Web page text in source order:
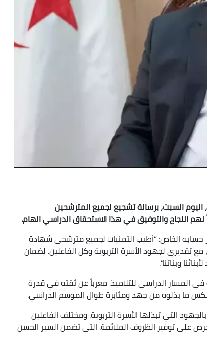
السبت، برسالة تشجيع لجميع المترشحين
لهم النجاح والتوفيق في هذا الاستحقاق الدراسي الهام.
الخاص: “أطيب التمنيات لجميع مترشحي شهادة
مع تقديري لجهود الأسرة التربوية وكل الفاعلين. لضمان
وبناتنا”.
المسار الدراسي للتلاميذ. معرباً عن ثقته في قدرة
ما بذلوه من جهد ومثابرة طوال الموسم الدراسي.
التي تبذلها الأسرة التربوية. ومختلف الفاعلين
على توفير الظروف الملائمة. التي تضمن السير الحسن